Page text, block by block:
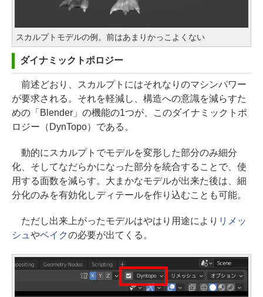
スカルプトモデルの例。前はあまりかっこよくない
ダイナミックトポロジー
前述どおり、スカルプトにはそれなりのマシンパワー
が要求される。それを軽減し、構造への意識を減らすた
めの「Blender」の機能の1つが、このダイナミックトポ
ロジー（DynTopo）である。
動的にスカルプトでモデルを変形した部分のみ細分
化、そしてなだらかになった部分を統合することで、使
用する面数を減らす。大まかなモデルが出来た後は、細
分化のみを有効化しディテールを作り込むことも可能。
ただし出来上がったモデルはやはり用途により リメッ
シュ やベイクの必要が出てくる。